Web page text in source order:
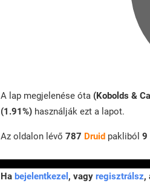
A lap megjelenése óta (Kobolds &
(1.91%) használják ezt a lapot.
Az oldalon lévő 787 Druid pakliból 9
Ha bejelentkezel , vagy regisztrálsz,